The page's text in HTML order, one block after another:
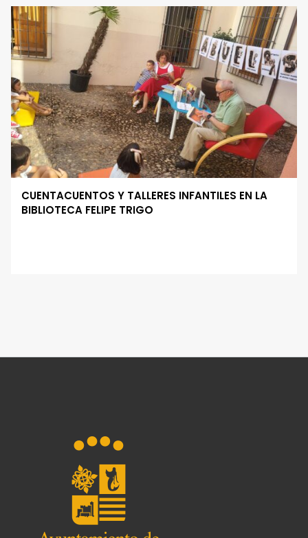
CUENTACUENTOS Y TALLERES INFANTILES EN LA
BIBLIOTECA FELIPE TRIGO